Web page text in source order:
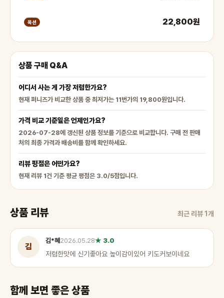
옥션 22,800원
상품 구매 Q&A
어디서 사는 게 가장 저렴한가요?
현재 퍼니즈가 비교한 상품 중 최저가는 11번가의 19,800원입니다.
가격 비교 기준일은 언제인가요?
2026-07-28에 갱신된 상품 정보를 기준으로 비교합니다. 구매 전 판매
처의 최종 가격과 배송비를 함께 확인하세요.
리뷰 평점은 어떤가요?
현재 리뷰 1건 기준 평균 평점은 3.0/5점입니다.
상품 리뷰 최근 리뷰 1개
김
김*혜 2026.05.28★ 3.0
저렴한맛에 신기좋아요 높이감이있어 키도커보이네요
함께 보면 좋은 상품